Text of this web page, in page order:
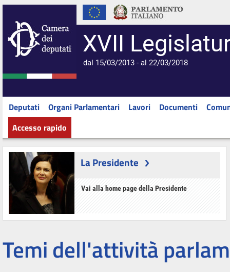
XVII
dal 15/03/2013 - al 22/03/2018
Deputati Organi Parlamentari Lavori Documenti
Accesso rapido
La Presidente
Vai alla home page della Presidente
Temi dell'attività